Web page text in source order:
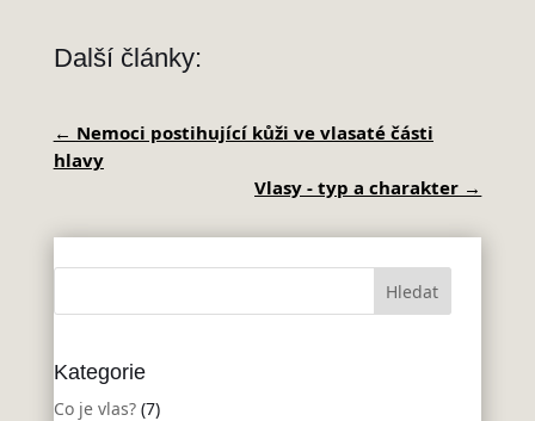
Další články:
← Nemoci postihující kůži ve vlasaté části
hlavy
Vlasy - typ a charakter →
Kategorie
Co je vlas?(7)